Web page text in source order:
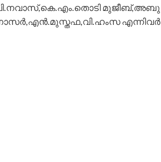
മുജീബ്,അബു
എന്നിവര്‍